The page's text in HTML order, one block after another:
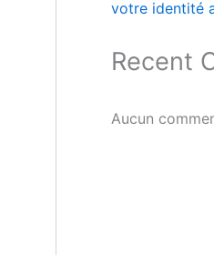
votre identité
Recent
Aucun